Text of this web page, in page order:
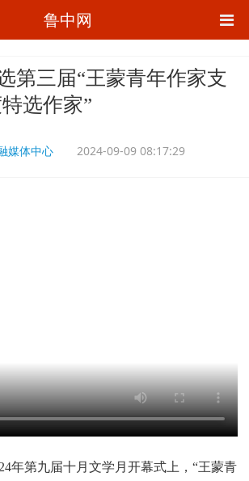
鲁中网
第三届“王蒙青年作家支
选作家”
媒体中心 2024-09-09 08:17:29
第九届十月文学月开幕式上，“王蒙青